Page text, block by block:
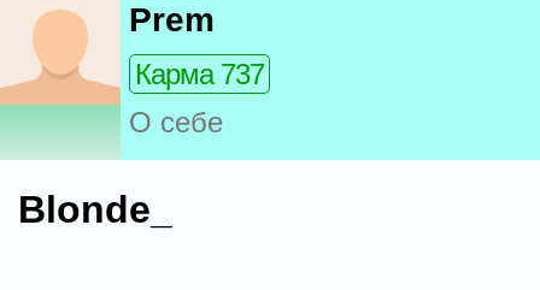
Prem
Карма 737
О себе
Blonde_